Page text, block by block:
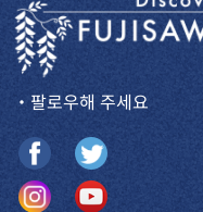
・팔로우해 주세요